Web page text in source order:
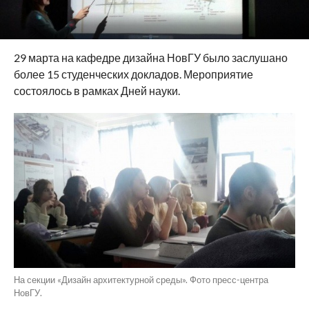
29 марта на кафедре дизайна НовГУ было заслушано
более 15 студенческих докладов. Мероприятие
состоялось в рамках Дней науки.
На секции «Дизайн архитектурной среды». Фото пресс-центра
НовГУ.